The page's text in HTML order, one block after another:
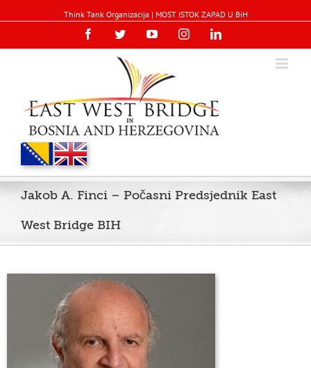
Think Tank Organizacija | MOST ISTOK ZAPAD U BiH
FacebookTwitterYouTubeInstagramLinkedin
Jakob A. Finci – Počasni Predsjednik East
West Bridge BIH